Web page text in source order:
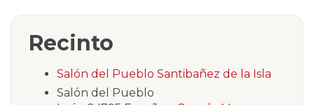
Recinto
Salón del Pueblo Santibañez de la Isla
Salón del Pueblo